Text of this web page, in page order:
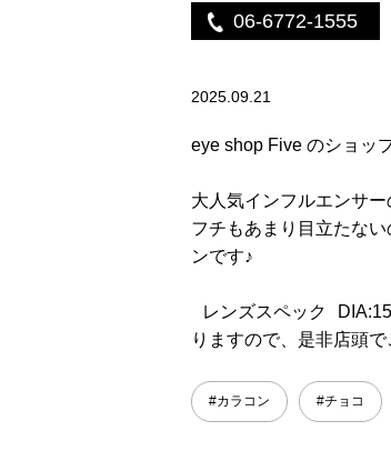
06-6772-1555
2025.09.21
eye shop Five のショッ
大人気インフルエンサ
フチもあまり目立たな
ンです♪
レンズスペック
りますので、是非店頭
#カラコン #チョコ